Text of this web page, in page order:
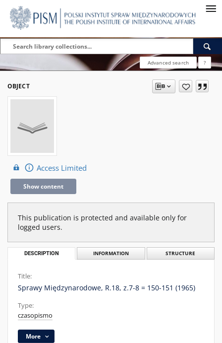
Advanced search ?
OBJECT
Access Limited
Show content
This publication is protected and available only for
logged users.
DESCRIPTION INFORMATION STRUCTURE
Title:
Sprawy Międzynarodowe, R.18, z.7-8 = 150-151 (1965)
Type:
czasopismo
More